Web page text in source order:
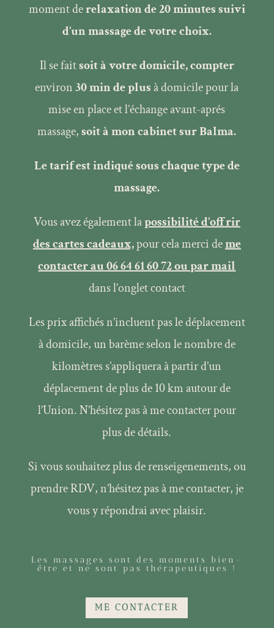
moment derelaxation de 20 minutes suivi
d’un massage de votre choix.
Il se faitsoit à votre domicile,compter
environ30 min de plus à domicile pour la
mise en place et l’échange avant-aprés
massage,soit à mon cabinet sur Balma.
Le tarif est indiqué sous chaque type de
massage.
Vous avez également lapossibilité d’offrir
des cartes cadeaux,pour cela merci deme
contacter au 06 64 61 60 72 ou par mail
dans l’onglet contact
Les prix affichés n’incluent pas le déplacement
à domicile, un barème selon le nombre de
kilomètres s’appliquera à partir d’un
déplacement de plus de 10 km autour de
l’Union.N’hésitez pas à me contacter pour
plus de détails.
Si vous souhaitez plus de renseigenements, ou
prendre RDV, n’hésitez pas à me contacter, je
vous y répondrai avec plaisir.
Les massages sont des moments bien-
être et ne sont pas thérapeutiques !
ME CONTACTER